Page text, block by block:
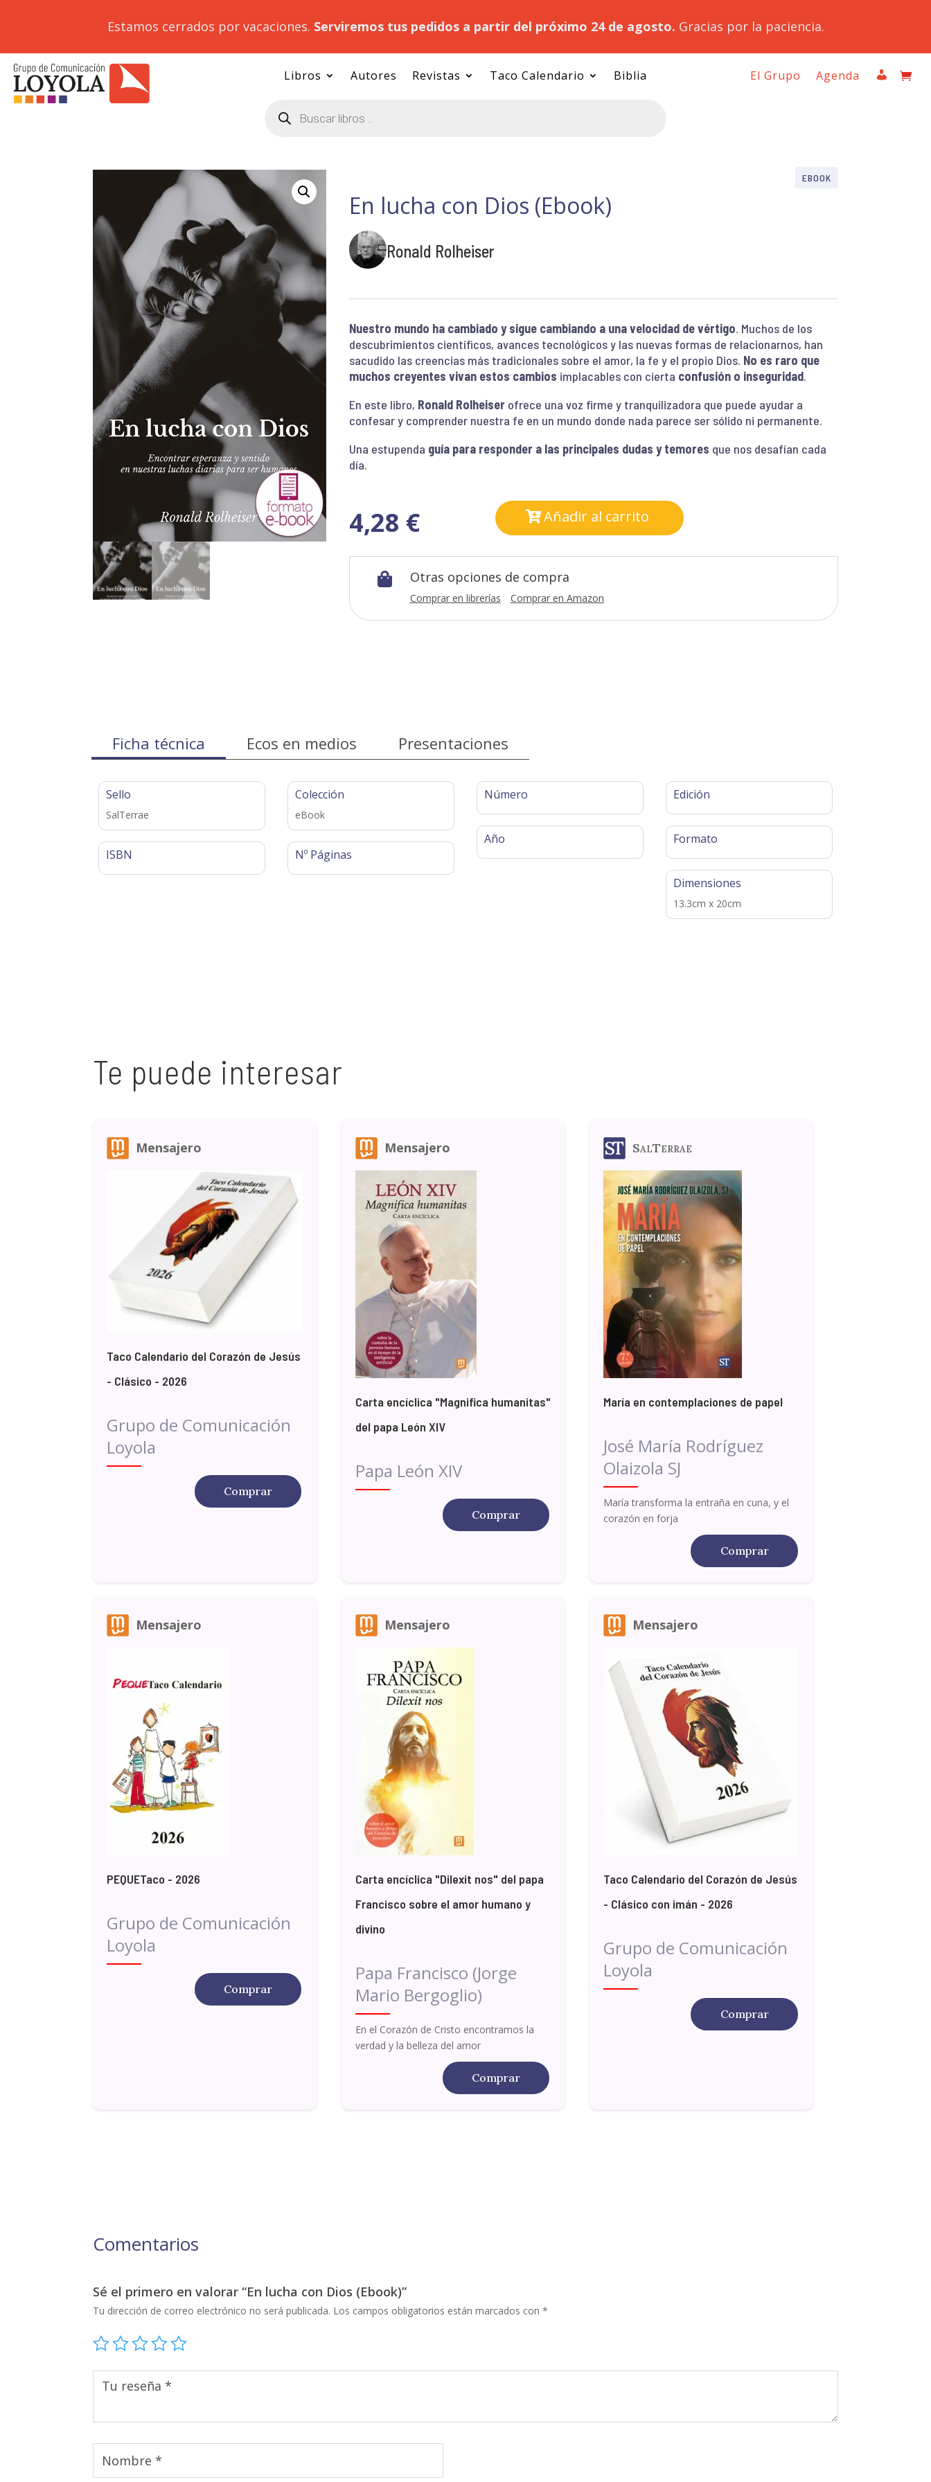
Estamos cerrados por vacaciones. Serviremos tus pedidos a partir del próximo 24 de agosto. Gracias por la paciencia.
Libros Autores Revistas Taco Calendario Biblia
productos
El Grupo Agenda
EBOOK
En lucha con Dios (Ebook)
Ronald Rolheiser
Nuestro mundo ha cambiado y sigue cambiando a una velocidad de vértigo. Muchos de los
descubrimientos científicos, avances tecnológicos y las nuevas formas de relacionarnos, han
sacudido las creencias más tradicionales sobre el amor, la fe y el propio Dios. No es raro que
muchos creyentes vivan estos cambios implacables con cierta confusión o inseguridad.
En este libro, Ronald Rolheiserofrece una voz firme y tranquilizadora que puede ayudar a
confesar y comprender nuestra fe en un mundo donde nada parece ser sólido ni permanente.
Una estupenda guía para responder a las principales dudas y temores que nos desafían cada
día.
4,28 € Añadir al carrito
 Otras opciones de compra
Comprar en librerías Comprar en Amazon
Ficha técnica Ecos en medios Presentaciones
Sello
SalTerrae
ISBN
Colección
eBook
Nº Páginas
Número
Año
Edición
Formato
Dimensiones
13.3cm x 20cm
Te puede interesar
Mensajero
Taco Calendario del Corazón de Jesús
- Clásico - 2026
Grupo de Comunicación
Loyola
Comprar
Mensajero
Carta encíclica "Magnifica humanitas"
del papa León XIV
Papa León XIV
Comprar
SalTerrae
María en contemplaciones de papel
José María Rodríguez
Olaizola SJ
María transforma la entraña en cuna, y el
corazón en forja
Comprar
Mensajero
PEQUETaco - 2026
Grupo de Comunicación
Loyola
Comprar
Mensajero
Carta encíclica "Dilexit nos" del papa
Francisco sobre el amor humano y
divino
Papa Francisco (Jorge
Mario Bergoglio)
En el Corazón de Cristo encontramos la
verdad y la belleza del amor
Comprar
Mensajero
Taco Calendario del Corazón de Jesús
- Clásico con imán - 2026
Grupo de Comunicación
Loyola
Comprar
Comentarios
Sé el primero en valorar “En lucha con Dios (Ebook)”
Tu dirección de correo electrónico no será publicada. Los campos obligatorios están marcados con*